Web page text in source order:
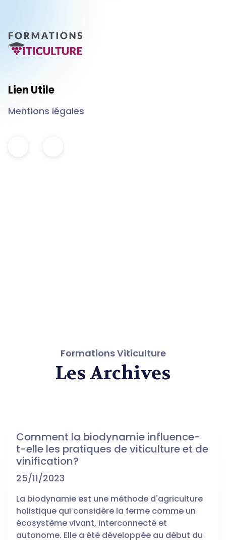
Lien Utile
Mentions légales
Formations Viticulture
Les Archives
Comment la biodynamie influence-
t-elle les pratiques de viticulture et de
vinification?
25/11/2023
La biodynamie est une méthode d'agriculture
holistique qui considère la ferme comme un
écosystème vivant, interconnecté et
autonome. Elle a été développée au début du